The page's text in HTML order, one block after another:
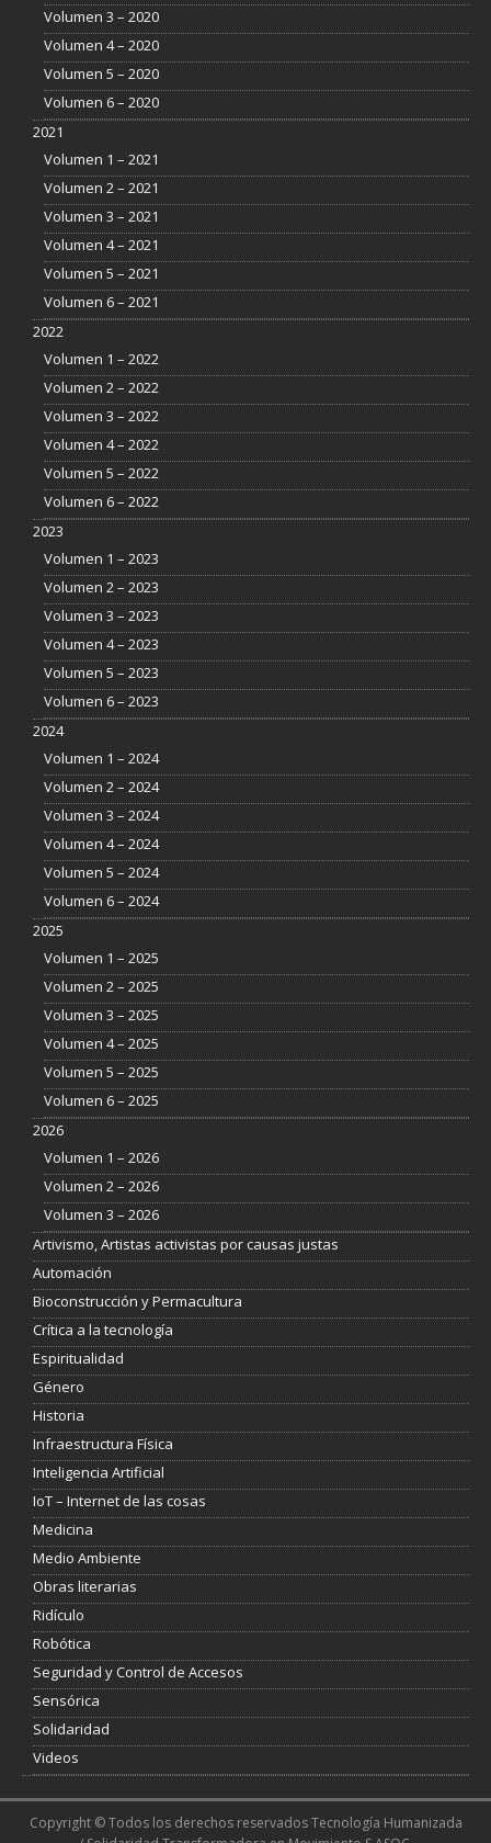
Volumen 3 – 2020
Volumen 4 – 2020
Volumen 5 – 2020
Volumen 6 – 2020
2021
Volumen 1 – 2021
Volumen 2 – 2021
Volumen 3 – 2021
Volumen 4 – 2021
Volumen 5 – 2021
Volumen 6 – 2021
2022
Volumen 1 – 2022
Volumen 2 – 2022
Volumen 3 – 2022
Volumen 4 – 2022
Volumen 5 – 2022
Volumen 6 – 2022
2023
Volumen 1 – 2023
Volumen 2 – 2023
Volumen 3 – 2023
Volumen 4 – 2023
Volumen 5 – 2023
Volumen 6 – 2023
2024
Volumen 1 – 2024
Volumen 2 – 2024
Volumen 3 – 2024
Volumen 4 – 2024
Volumen 5 – 2024
Volumen 6 – 2024
2025
Volumen 1 – 2025
Volumen 2 – 2025
Volumen 3 – 2025
Volumen 4 – 2025
Volumen 5 – 2025
Volumen 6 – 2025
2026
Volumen 1 – 2026
Volumen 2 – 2026
Volumen 3 – 2026
Artivismo, Artistas activistas por causas justas
Automación
Bioconstrucción y Permacultura
Crítica a la tecnología
Espiritualidad
Género
Historia
Infraestructura Física
Inteligencia Artificial
IoT – Internet de las cosas
Medicina
Medio Ambiente
Obras literarias
Ridículo
Robótica
Seguridad y Control de Accesos
Sensórica
Solidaridad
Videos
Copyright © Todos los derechos reservados Tecnología Humanizada